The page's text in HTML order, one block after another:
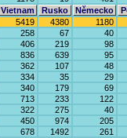
Vietnam Rusko Německo
5419 4380
1180
258 67
40
406 219
98
836 639
95
362 107
48
334 35
29
340 179
69
713 233
122
322 275
40
450 974
205
678 1492
261